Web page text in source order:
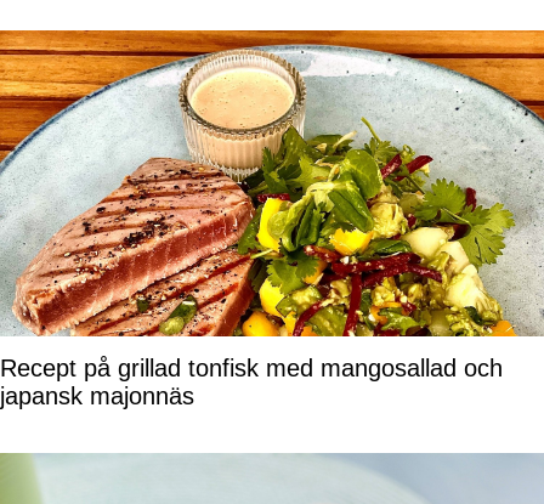
Recept på grillad tonfisk med mangosallad och
japansk majonnäs